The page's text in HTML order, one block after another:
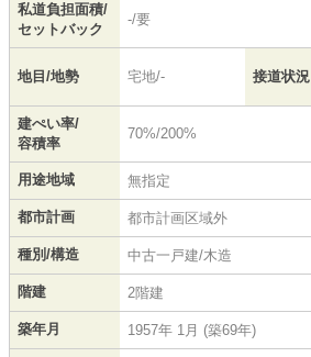
私道負担面積/
セットバック
-/要
地目/地勢 宅地/- 接道状況
建ぺい率/
容積率
70%/200%
用途地域 無指定
都市計画 都市計画区域外
種別/構造 中古一戸建/木造
階建 2階建
築年月 1957年 1月 (築69年)